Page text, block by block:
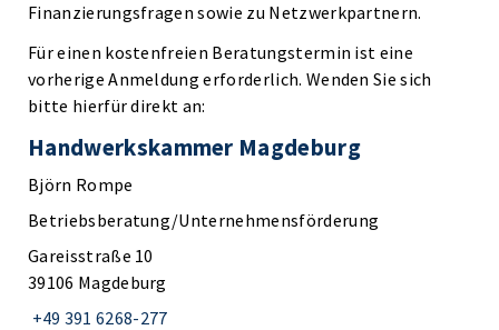
Finanzierungsfragen sowie zu Netzwerkpartnern.
Für einen kostenfreien Beratungstermin ist eine
vorherige Anmeldung erforderlich. Wenden Sie sich
bitte hierfür direkt an:
Handwerkskammer Magdeburg
Björn Rompe
Betriebsberatung/Unternehmensförderung
Gareisstraße 10
39106 Magdeburg
+49 391 6268-277